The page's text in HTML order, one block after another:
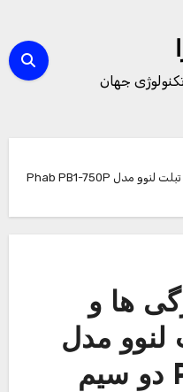
جهان
مشخصات – ویژگی ها و قیمت خرید تبلت لنوو مدل Phab PB1-750P
ها و
لنوو مدل
Phab PB1-750P دو سیم